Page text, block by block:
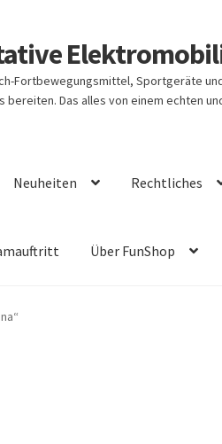
Fortbewegungsmittel, Sportgeräte
bereiten. Das alles von einem echten
Neuheiten Rechtliches
Über FunShop